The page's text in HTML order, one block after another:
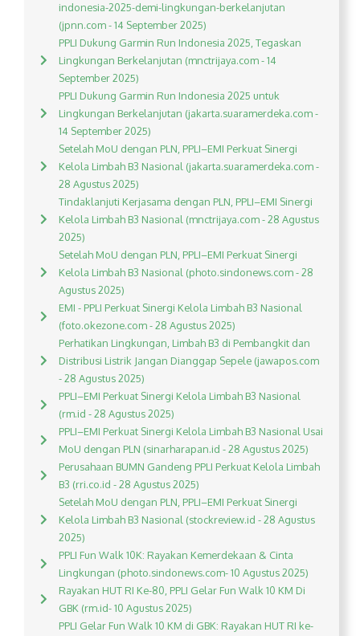
indonesia-2025-demi-lingkungan-berkelanjutan
(jpnn.com - 14 September 2025)
PPLI Dukung Garmin Run Indonesia 2025, Tegaskan
Lingkungan Berkelanjutan (mnctrijaya.com - 14
September 2025)
PPLI Dukung Garmin Run Indonesia 2025 untuk
Lingkungan Berkelanjutan (jakarta.suaramerdeka.com -
14 September 2025)
Setelah MoU dengan PLN, PPLI–EMI Perkuat Sinergi
Kelola Limbah B3 Nasional (jakarta.suaramerdeka.com -
28 Agustus 2025)
Tindaklanjuti Kerjasama dengan PLN, PPLI–EMI Sinergi
Kelola Limbah B3 Nasional (mnctrijaya.com - 28 Agustus
2025)
Setelah MoU dengan PLN, PPLI–EMI Perkuat Sinergi
Kelola Limbah B3 Nasional (photo.sindonews.com - 28
Agustus 2025)
EMI - PPLI Perkuat Sinergi Kelola Limbah B3 Nasional
(foto.okezone.com - 28 Agustus 2025)
Perhatikan Lingkungan, Limbah B3 di Pembangkit dan
Distribusi Listrik Jangan Dianggap Sepele (jawapos.com
- 28 Agustus 2025)
PPLI–EMI Perkuat Sinergi Kelola Limbah B3 Nasional
(rm.id - 28 Agustus 2025)
PPLI–EMI Perkuat Sinergi Kelola Limbah B3 Nasional Usai
MoU dengan PLN (sinarharapan.id - 28 Agustus 2025)
Perusahaan BUMN Gandeng PPLI Perkuat Kelola Limbah
B3 (rri.co.id - 28 Agustus 2025)
Setelah MoU dengan PLN, PPLI–EMI Perkuat Sinergi
Kelola Limbah B3 Nasional (stockreview.id - 28 Agustus
2025)
PPLI Fun Walk 10K: Rayakan Kemerdekaan & Cinta
Lingkungan (photo.sindonews.com- 10 Agustus 2025)
Rayakan HUT RI Ke-80, PPLI Gelar Fun Walk 10 KM Di
GBK (rm.id- 10 Agustus 2025)
PPLI Gelar Fun Walk 10 KM di GBK: Rayakan HUT RI ke-